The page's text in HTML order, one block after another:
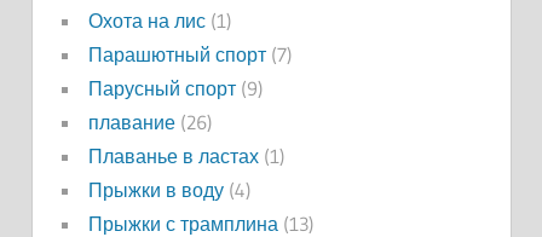
Охота на лис(1)
Парашютный спорт(7)
Парусный спорт(9)
плавание(26)
Плаванье в ластах(1)
Прыжки в воду(4)
Прыжки с трамплина (13)